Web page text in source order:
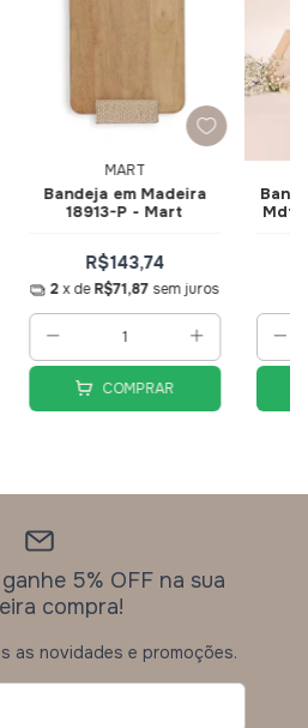
MART
Bandeja em Madeira
18913-P - Mart
R$143,74
2 x deR$71,87 sem juros
COMPRAR
Mdf
5% OFF na sua
compra!
as novidades e promoções.